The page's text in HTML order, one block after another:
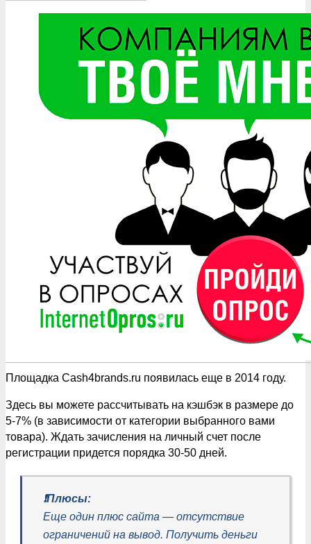
Площадка Cash4brands.ru появилась еще в 2014 году.
Здесь вы можете рассчитывать на кэшбэк в размере до
5-7% (в зависимости от категории выбранного вами
товара). Ждать зачисления на личный счет после
регистрации придется порядка 30-50 дней.
❗️Плюсы:
Еще один плюс сайта — отсутствие
ограничений на вывод. Получить деньги